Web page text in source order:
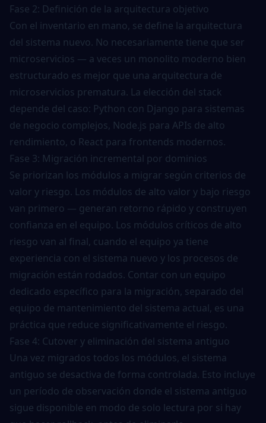
Fase 2: Definición de la arquitectura objetivo
Con el inventario en mano, se define la arquitectura
del sistema nuevo. No necesariamente tiene que ser
microservicios — a veces un monolito moderno bien
estructurado es mejor que una arquitectura de
microservicios prematura. La elección del stack
depende del caso: Python con Django para sistemas
de negocio complejos, Node.js para APIs de alto
rendimiento, o React para frontends modernos.
Fase 3: Migración incremental por dominios
Se priorizan los módulos a migrar según criterios de
valor y riesgo. Los módulos de alto valor y bajo riesgo
van primero — generan retorno rápido y construyen
confianza en el equipo. Los módulos críticos de alto
riesgo van al final, cuando el equipo ya tiene
experiencia con el sistema nuevo y los procesos de
migración están rodados. Contar con un equipo
dedicado específico para la migración, separado del
equipo de mantenimiento del sistema actual, es una
práctica que reduce significativamente el riesgo.
Fase 4: Cutover y eliminación del sistema antiguo
Una vez migrados todos los módulos, el sistema
antiguo se desactiva de forma controlada. Esto incluye
un período de observación donde el sistema antiguo
sigue disponible en modo de solo lectura por si hay